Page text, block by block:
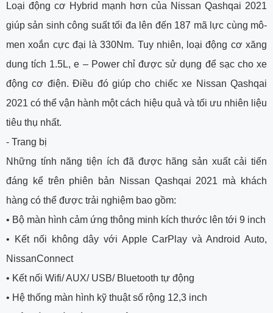
Loại động cơ Hybrid mạnh hơn của Nissan Qashqai 2021
giúp sản sinh công suất tối đa lên đến 187 mã lực cùng mô-
men xoắn cực đại là 330Nm. Tuy nhiên, loại động cơ xăng
dung tích 1.5L, e – Power chỉ được sử dụng để sạc cho xe
động cơ điện. Điều đó giúp cho chiếc xe Nissan Qashqai
2021 có thể vận hành một cách hiệu quả và tối ưu nhiên liệu
tiêu thụ nhất.
- Trang bị
Những tính năng tiện ích đã được hãng sản xuất cải tiến
đáng kể trên phiên bản Nissan Qashqai 2021 mà khách
hàng có thể được trải nghiệm bao gồm:
• Bộ màn hình cảm ứng thông minh kích thước lên tới 9 inch
•
Kết nối không dây với Apple CarPlay và Android Auto,
NissanConnect
• Kết nối Wifi/ AUX/ USB/ Bluetooth tự động
• Hệ thống màn hình kỹ thuật số rộng 12,3 inch